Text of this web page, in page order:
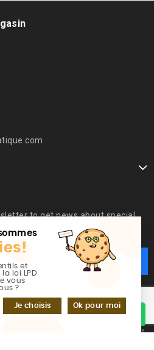
to get news about special
électronique par PrestaShop™
et
loi LPD
vous
?
Je choisis Ok pour moi
Discutez sur WhatsApp